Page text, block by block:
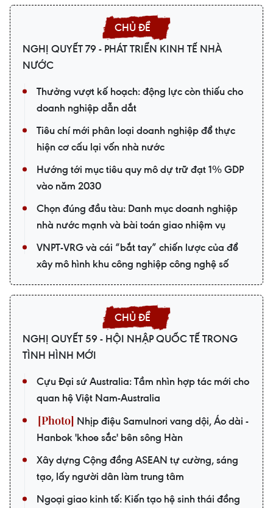
NGHỊ QUYẾT 79 - PHÁT TRIỂN KINH TẾ NHÀ
NƯỚC
Thưởng vượt kế hoạch: động lực còn thiếu cho
doanh nghiệp dẫn dắt
Tiêu chí mới phân loại doanh nghiệp để thực
hiện cơ cấu lại vốn nhà nước
Hướng tới mục tiêu quy mô dự trữ đạt 1% GDP
vào năm 2030
Chọn đúng đầu tàu: Danh mục doanh nghiệp
nhà nước mạnh và bài toán giao nhiệm vụ
VNPT-VRG và cái “bắt tay” chiến lược của để
xây mô hình khu công nghiệp công nghệ số
NGHỊ QUYẾT 59 - HỘI NHẬP QUỐC TẾ TRONG
TÌNH HÌNH MỚI
Cựu Đại sứ Australia: Tầm nhìn hợp tác mới cho
quan hệ Việt Nam-Australia
Nhịp điệu Samulnori vang dội, Áo dài -
Hanbok 'khoe sắc' bên sông Hàn
Xây dựng Cộng đồng ASEAN tự cường, sáng
tạo, lấy người dân làm trung tâm
Ngoại giao kinh tế: Kiến tạo hệ sinh thái đồng